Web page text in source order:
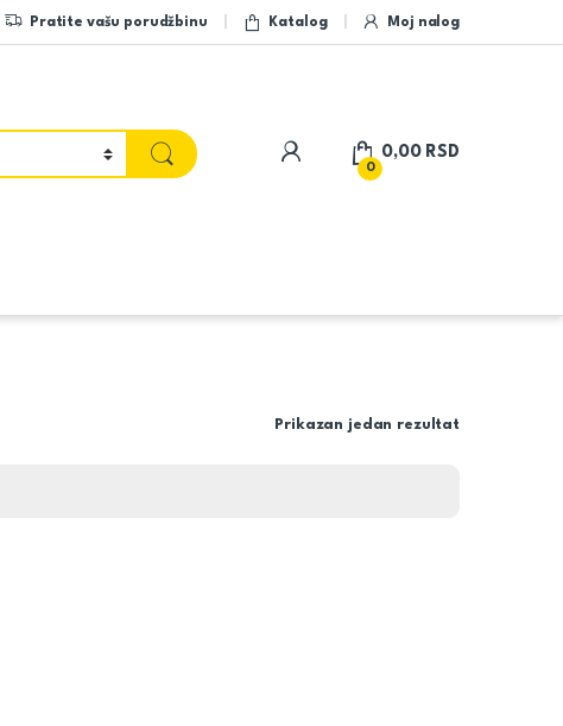
Pratite vašu porudžbinu Katalog Moj nalog
My Account
0
0,00 RSD
Prikazan jedan rezultat